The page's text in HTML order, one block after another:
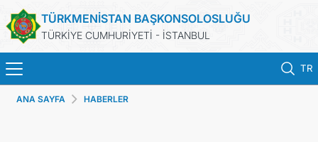
TÜRKMENİSTAN BAŞKONSOLOSLUĞU
TÜRKİYE CUMHURİYETİ - İSTANBUL
TR
ANA SAYFA HABERLER